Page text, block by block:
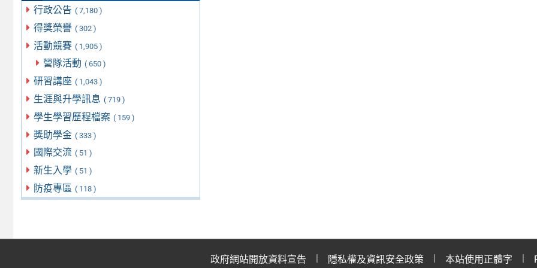
行政公告 ( 7,180 )
得獎榮譽 ( 302 )
活動競賽 ( 1,905 )
營隊活動 ( 650 )
研習講座 ( 1,043 )
生涯與升學訊息 ( 719 )
學生學習歷程檔案 ( 159 )
獎助學金 ( 333 )
國際交流 ( 51 )
新生入學 ( 51 )
防疫專區 ( 118 )
政府網站開放資料宣告 隱私權及資訊安全政策 本站使用正體字